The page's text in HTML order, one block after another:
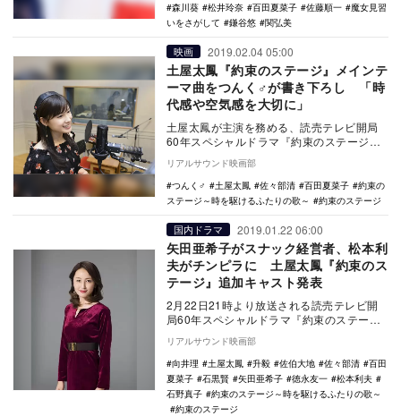
森川葵
松井玲奈 百田夏菜子 佐藤順一
魔女見習
いをさがして
鎌谷悠 関弘美
映画 2019.02.04 05:00
土屋太鳳『約束のステージ』メインテ
ーマ曲をつんく♂が書き下ろし 「時
代感や空気感を大切に」
土屋太鳳が主演を務める、読売テレビ開局
60年スペシャルドラマ『約束のステージ～
時を駆けるふたりの歌～』のメインテーマ
曲を、つんく…
リアルサウンド映画部
つんく♂
土屋太鳳 佐々部清 百田夏菜子
約束の
ステージ～時を駆けるふたりの歌～
約束のステージ
国内ドラマ 2019.01.22 06:00
矢田亜希子がスナック経営者、松本利
夫がチンピラに 土屋太鳳『約束のス
テージ』追加キャスト発表
2月22日21時より放送される読売テレビ開
局60年スペシャルドラマ『約束のステージ
～時を駆けるふたりの歌～』（読売テレ
ビ・日本テ…
リアルサウンド映画部
向井理
土屋太鳳 升毅 佐伯大地 佐々部清
百田
夏菜子
石黒賢 矢田亜希子 徳永友一
松本利夫
石野真子
約束のステージ～時を駆けるふたりの歌～
約束のステージ